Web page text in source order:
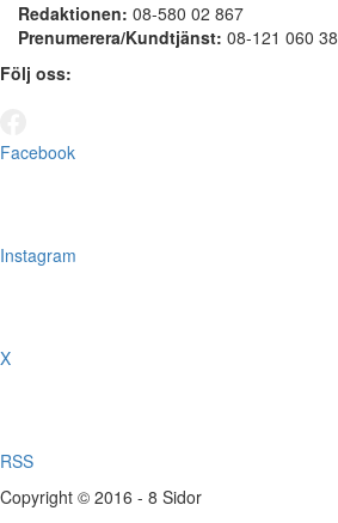
Redaktionen: 08-580 02 867
Prenumerera/Kundtjänst: 08-121 060 38
Följ oss:
Facebook
Instagram
X
RSS
Copyright © 2016 - 8 Sidor